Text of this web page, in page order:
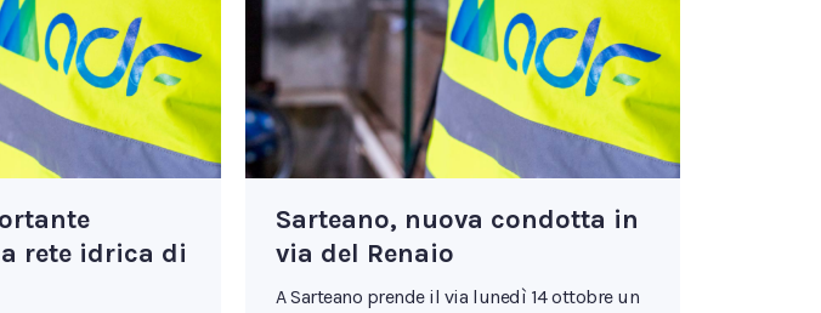
rete idrica di
Sarteano, nuova condotta in
via del Renaio
A Sarteano prende il via lunedì 14 ottobre un